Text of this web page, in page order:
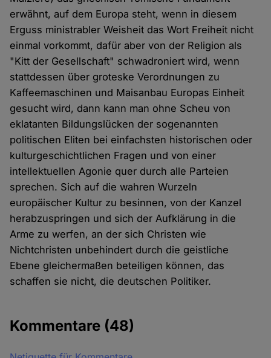
erwähnt, auf dem Europa steht, wenn in diesem
Erguss ministrabler Weisheit das Wort Freiheit nicht
einmal vorkommt, dafür aber von der Religion als
"Kitt der Gesellschaft" schwadroniert wird, wenn
stattdessen über groteske Verordnungen zu
Kaffeemaschinen und Maisanbau Europas Einheit
gesucht wird, dann kann man ohne Scheu von
eklatanten Bildungslücken der sogenannten
politischen Eliten bei einfachsten historischen oder
kulturgeschichtlichen Fragen und von einer
intellektuellen Agonie quer durch alle Parteien
sprechen. Sich auf die wahren Wurzeln
europäischer Kultur zu besinnen, von der Kanzel
herabzuspringen und sich der Aufklärung in die
Arme zu werfen, an der sich Christen wie
Nichtchristen unbehindert durch die geistliche
Ebene gleichermaßen beteiligen können, das
schaffen sie nicht, die deutschen Politiker.
Kommentare (48)